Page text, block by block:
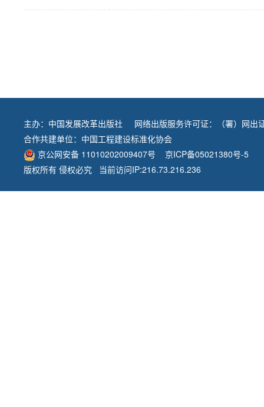
主办： 中国发展改革出版社
网络出版服务许可证：（署）网出
合作共建单位： 中国工程建设标准化协会
京公网安备 11010202009407号
京ICP备05021380号-5
版权所有 侵权必究 当前访问IP:216.73.216.236